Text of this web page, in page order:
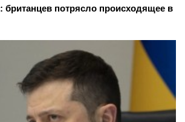
британцев потрясло происходящее в